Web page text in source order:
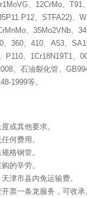
、12CrMo、T91
P12、STFA22)、
、35Mo2VNb、
360、410、A53、
P110、1Cr18N19T1
、石油裂化管、
1999等。
或其他要求。
何费用。
格钢管。
的辛劳。
市县内免运输费。
一条龙服务，可收承